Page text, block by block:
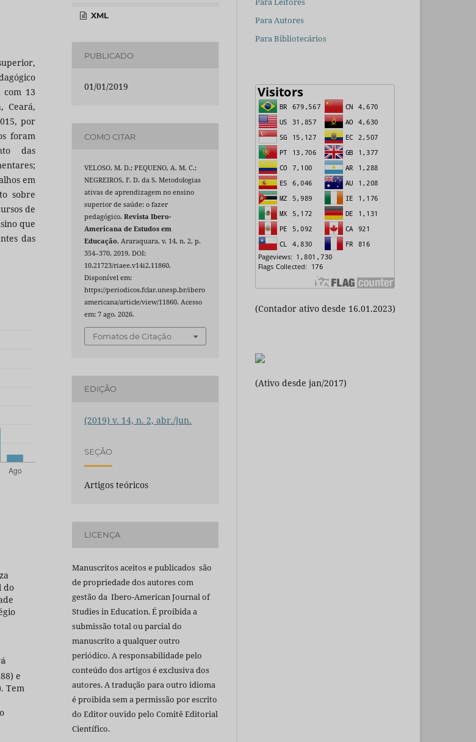
com 13
Ceará,
por
foram
das
em
sobre
de
que
das
do
e
Tem
XML
PUBLICADO
01/01/2019
COMO CITAR
VELOSO, M. D.; PEQUENO, A. M. C.;
NEGREIROS, F. D. da S. Metodologias
ativas de aprendizagem no ensino
superior de saúde: o fazer
pedagógico.Revista Ibero-
Americana de Estudos em
Educação, Araraquara, v. 14, n. 2, p.
354–370, 2019. DOI:
10.21723/riaee.v14i2.11860.
Disponível em:
https://periodicos.fclar.unesp.br/ibero
americana/article/view/11860. Acesso
em: 7 ago. 2026.
Fomatos de Citação
EDIÇÃO
(2019) v. 14, n. 2, abr./jun.
SEÇÃO
Artigos teóricos
LICENÇA
Manuscritos aceitos e publicados são
de propriedade dos autores com
gestão da Ibero-American Journal of
Studies in Education. É proibida a
submissão total ou parcial do
manuscrito a qualquer outro
periódico. A responsabilidade pelo
conteúdo dos artigos é exclusiva dos
autores. A tradução para outro idioma
é proibida sem a permissão por escrito
do Editor ouvido pelo Comitê Editorial
Científico.
Para Autores
Para Bibliotecários
(Contador ativo desde 16.01.2023)
(Ativo desde jan/2017)